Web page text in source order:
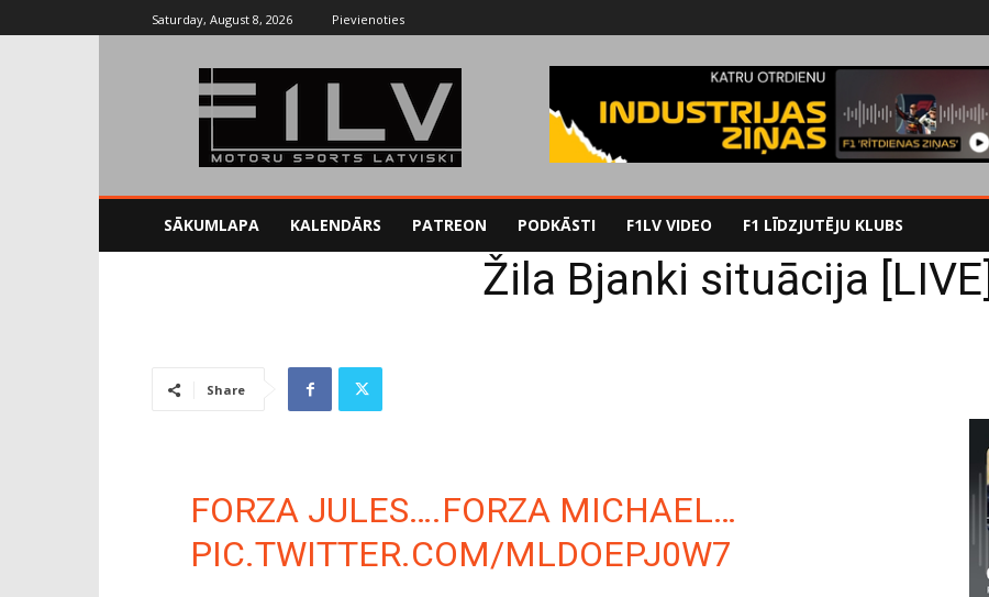
Saturday, August 8, 2026 Pievienoties
SĀKUMLAPA KALENDĀRS PATREON PODKĀSTI F1LV VIDEO F1 LĪDZJUTĒJU KLUBS
Žila Bjanki situācija [LIVE]
Share
FORZA JULES….FORZA MICHAEL…
PIC.TWITTER.COM/MLDOEPJ0W7